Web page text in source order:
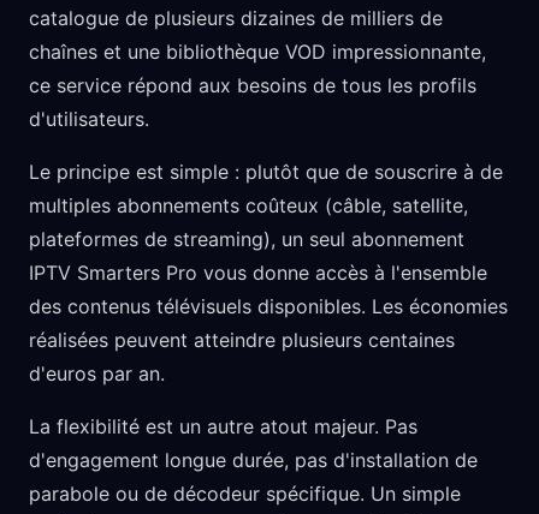
catalogue de plusieurs dizaines de milliers de
chaînes et une bibliothèque VOD impressionnante,
ce service répond aux besoins de tous les profils
d'utilisateurs.
Le principe est simple : plutôt que de souscrire à de
multiples abonnements coûteux (câble, satellite,
plateformes de streaming), un seul abonnement
IPTV Smarters Pro vous donne accès à l'ensemble
des contenus télévisuels disponibles. Les économies
réalisées peuvent atteindre plusieurs centaines
d'euros par an.
La flexibilité est un autre atout majeur. Pas
d'engagement longue durée, pas d'installation de
parabole ou de décodeur spécifique. Un simple